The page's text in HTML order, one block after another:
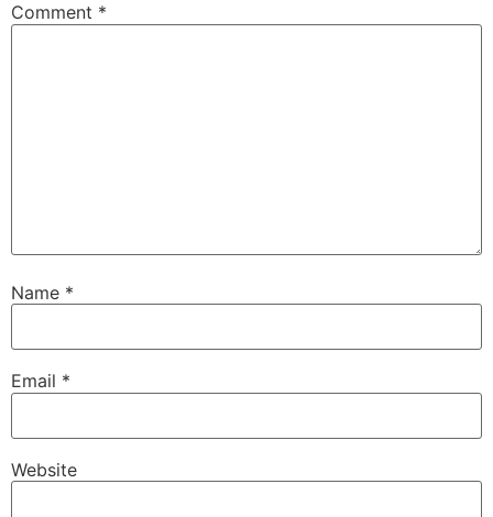
Comment *
Name *
Email *
Website